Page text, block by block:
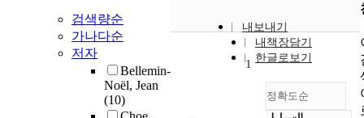
검색량순
가나다순
저자
Bellemin-
Noël, Jean
(10)
내보내기
내책장담기
한글로보기
정확도순
1